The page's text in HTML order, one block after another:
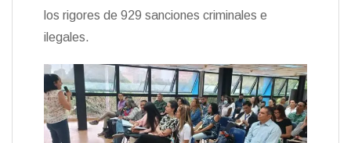
los rigores de 929 sanciones criminales e
ilegales.